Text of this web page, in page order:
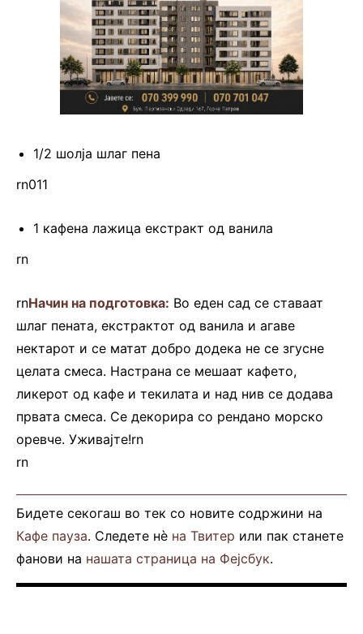
1/2 шолја шлаг пена
rn011
1 кафена лажица екстракт од ванила
rn
rnНачин на подготовка: Во еден сад се ставаат
шлаг пената, екстрактот од ванила и агаве
нектарот и се матат добро додека не се згусне
целата смеса. Настрана се мешаат кафето,
ликерот од кафе и текилата и над нив се додава
првата смеса. Се декорира со рендано морско
оревче. Уживајте!rn
rn
Бидете секогаш во тек со новите содржини на
Кафе пауза. Следете нè на Твитер или пак станете
фанови на нашата страница на Фејсбук.